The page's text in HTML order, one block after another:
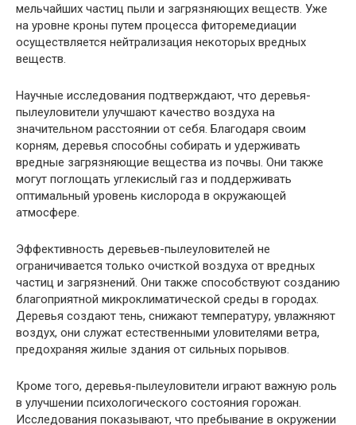
мельчайших частиц пыли и загрязняющих веществ. Уже
на уровне кроны путем процесса фиторемедиации
осуществляется нейтрализация некоторых вредных
веществ.
Научные исследования подтверждают, что деревья-
пылеуловители улучшают качество воздуха на
значительном расстоянии от себя. Благодаря своим
корням, деревья способны собирать и удерживать
вредные загрязняющие вещества из почвы. Они также
могут поглощать углекислый газ и поддерживать
оптимальный уровень кислорода в окружающей
атмосфере.
Эффективность деревьев-пылеуловителей не
ограничивается только очисткой воздуха от вредных
частиц и загрязнений. Они также способствуют созданию
благоприятной микроклиматической среды в городах.
Деревья создают тень, снижают температуру, увлажняют
воздух, они служат естественными уловителями ветра,
предохраняя жилые здания от сильных порывов.
Кроме того, деревья-пылеуловители играют важную роль
в улучшении психологического состояния горожан.
Исследования показывают, что пребывание в окружении